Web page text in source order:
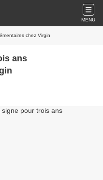
MENU
chez Virgin
ans